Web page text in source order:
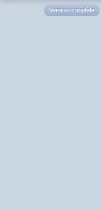
Version complète